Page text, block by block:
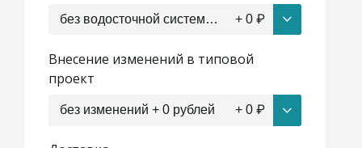
без водосточной системы + 0 рублей + 0 ₽
Внесение изменений в типовой
проект
без изменений + 0 рублей + 0 ₽